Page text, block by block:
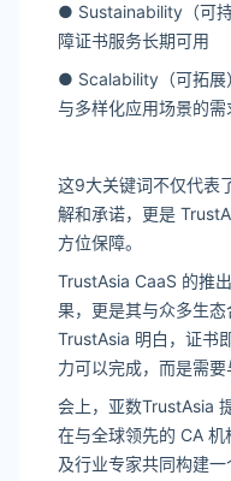
● Sustainability（可
障证书服务长期可用
● Scalability（可拓展
与多样化应用场景的需
这9大关键词不仅代表
解和承诺，更是
方位保障。
TrustAsia CaaS 的推
果，更是其与众多生
TrustAsia 明白，证书
力可以完成，而是需要
会上，亚数TrustAsia
在与全球领先的 CA
及行业专家共同构建